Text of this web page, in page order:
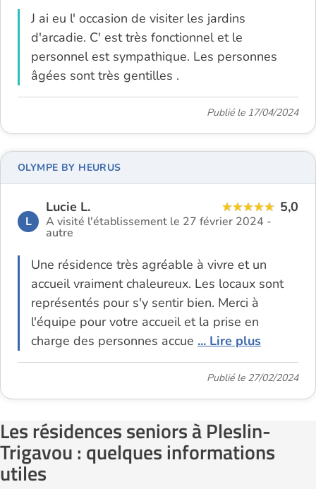
J ai eu l' occasion de visiter les jardins
d'arcadie. C' est très fonctionnel et le
personnel est sympathique. Les personnes
âgées sont très gentilles .
Publié le 17/04/2024
L
Lucie L. 5,0
A visité l'établissement le 27 février 2024 -
autre
Une résidence très agréable à vivre et un
accueil vraiment chaleureux. Les locaux sont
représentés pour s'y sentir bien. Merci à
l'équipe pour votre accueil et la prise en
charge des personnes accue ... Lire plus
OLYMPE BY HEURUS
Publié le 27/02/2024
Les résidences seniors à Pleslin-
Trigavou : quelques informations
utiles